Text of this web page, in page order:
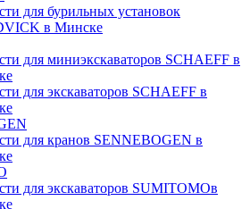
для бурильных установок
в Минске
для миниэкскаваторов SCHAEFF в
для экскаваторов SCHAEFF в
для кранов SENNEBOGEN в
для экскаваторов SUMITOMOв